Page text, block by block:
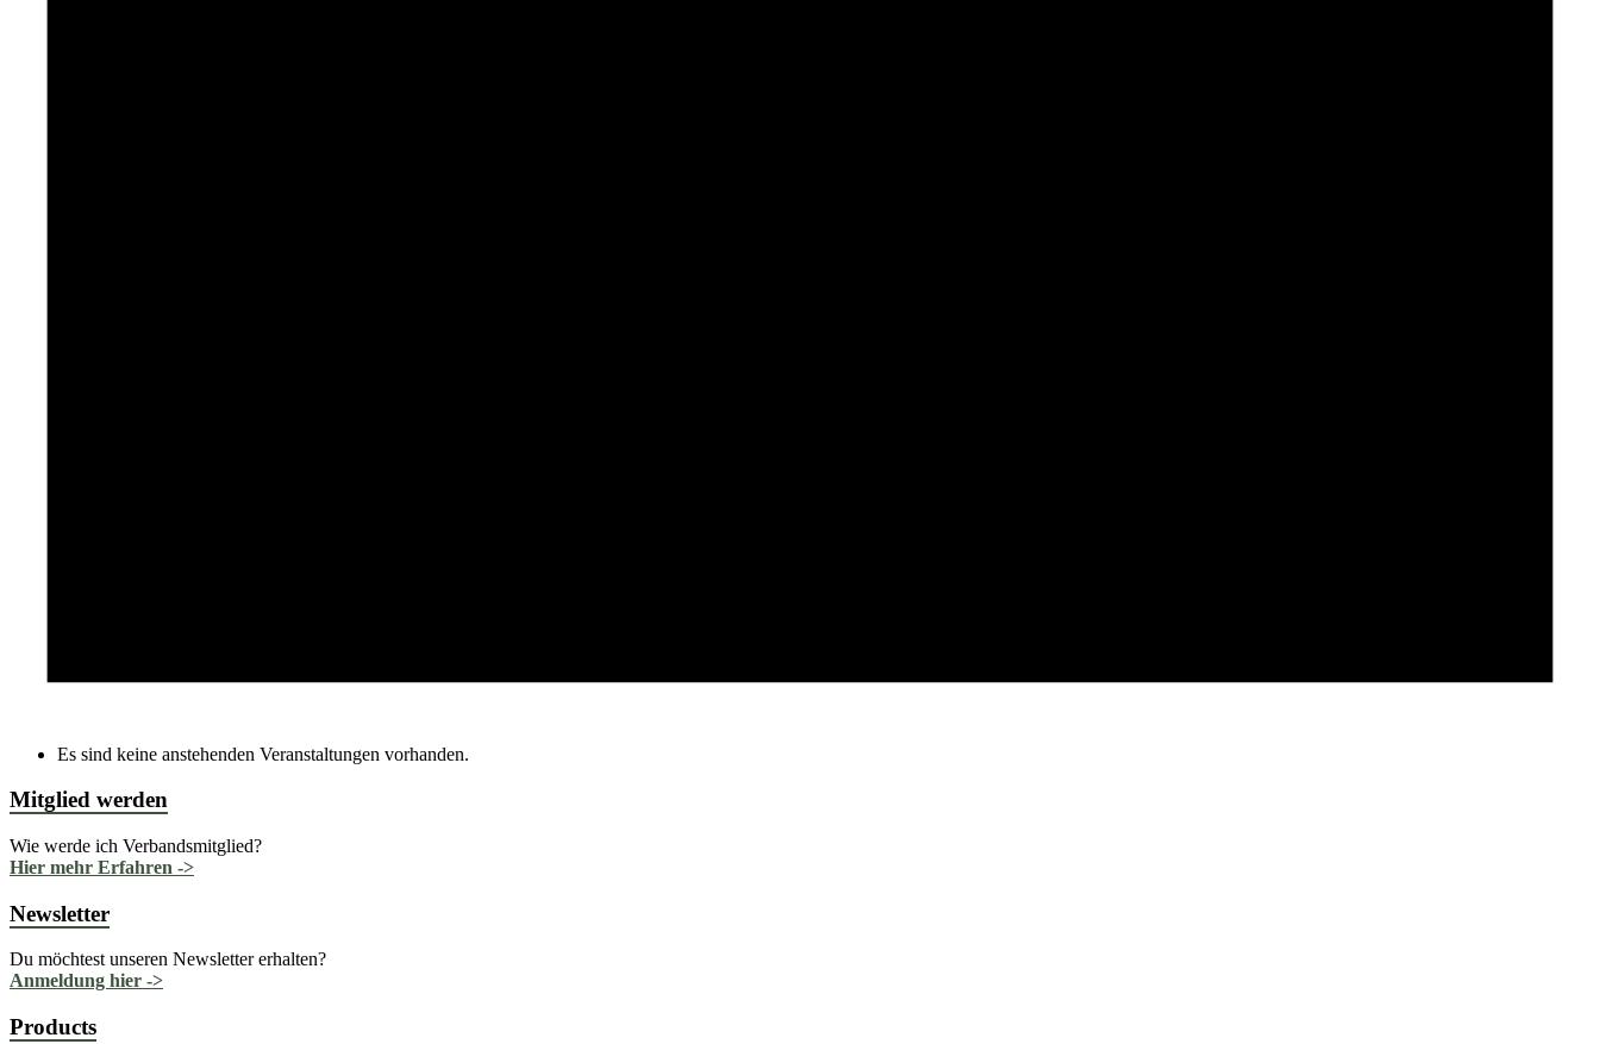
Es sind keine anstehenden Veranstaltungen vorhanden.
Mitglied werden
Wie werde ich Verbandsmitglied?
Hier mehr Erfahren ->
Newsletter
Du möchtest unseren Newsletter erhalten?
Anmeldung hier ->
Products